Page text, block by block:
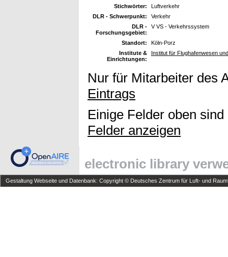
Stichwörter:
Luftverkehr
DLR - Schwerpunkt:
Verkehr
DLR -
Forschungsgebiet:
V VS - Verkehrssystem
Standort:
Köln-Porz
Institute &
Einrichtungen:
Institut für Flughafenwesen
Nur für Mitarbeiter des
Eintrags
Einige Felder oben
Felder anzeigen
electronic library
Gestaltung Webseite und Datenbank: Copyright © Deutsches Zentrum für Luft- und